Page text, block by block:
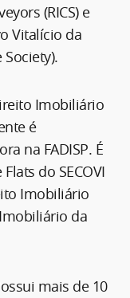
(RICS) e
Vitalício da
Society).
Imobiliário
é
na FADISP. É
do SECOVI
Imobiliário
da
mais de 10